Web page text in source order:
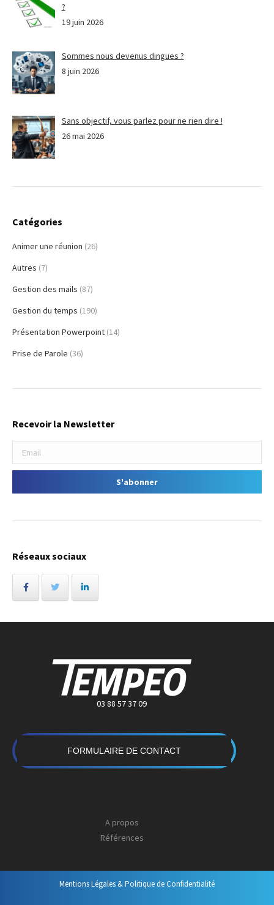
?
19 juin 2026
Sommes nous devenus dingues ?
8 juin 2026
Sans objectif, vous parlez pour ne rien dire !
26 mai 2026
Catégories
Animer une réunion (26)
Autres (7)
Gestion des mails (87)
Gestion du temps (190)
Présentation Powerpoint (14)
Prise de Parole (36)
Recevoir la Newsletter
Réseaux sociaux
03 88 57 37 09
FORMULAIRE DE CONTACT
A propos
Références
Mentions Légales & Politique de Confidentialité